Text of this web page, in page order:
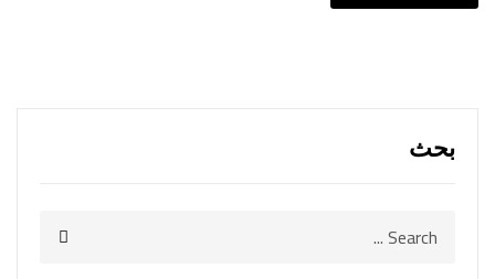
بحث